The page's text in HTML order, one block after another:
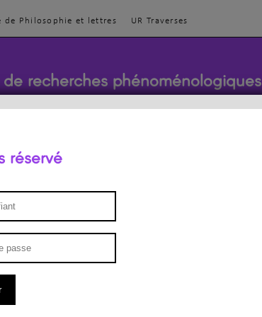
de Philosophie et lettres UR Traverses
recherches phénoménologiques
réservé